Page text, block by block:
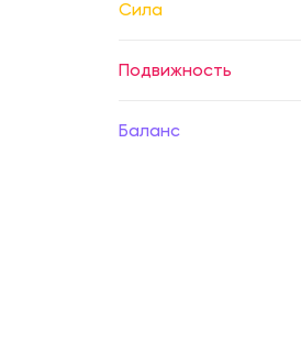
Сила
Подвижность
Баланс